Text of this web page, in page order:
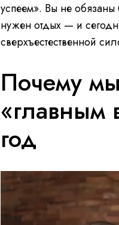
успеем». Вы не обязаны
нужен отдых — и
сверхъестественной
Почему
«главным
год